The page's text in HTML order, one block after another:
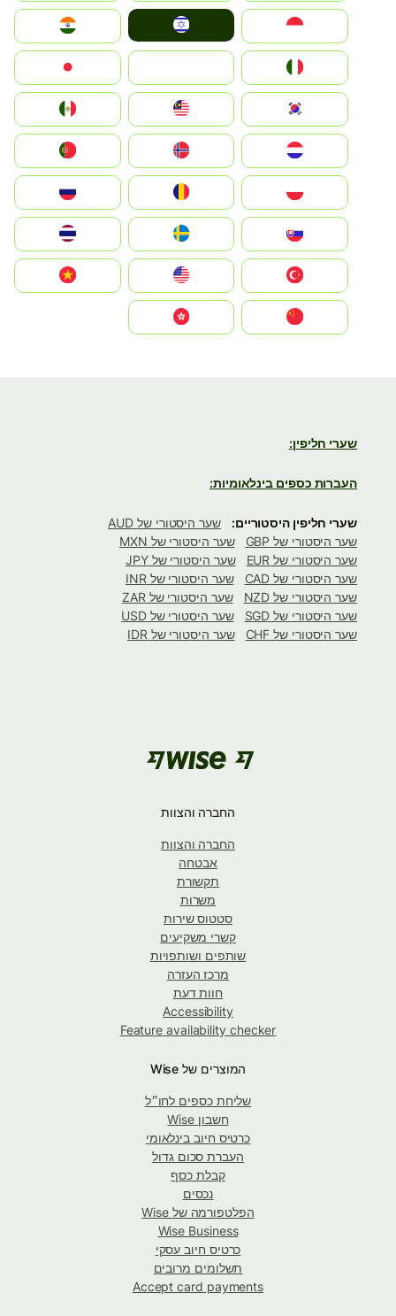
Indonesia
South Korea
Nederland
Portugal
România
Slovensko
United States
Vietnam
שערי חליפין:
העברות כספים בינלאומיות:
שערי חליפין היסטוריים:
שער היסטורי של AUD
שער היסטורי של GBP
שער היסטורי של MXN
שער היסטורי של EUR
שער היסטורי של JPY
שער היסטורי של CAD
שער היסטורי של INR
שער היסטורי של NZD
שער היסטורי של ZAR
שער היסטורי של SGD
שער היסטורי של USD
שער היסטורי של CHF
שער היסטורי של IDR
החברה והצוות
החברה והצוות
אבטחה
תקשורת
משרות
סטטוס שירות
קשרי משקיעים
שותפים ושותפויות
מרכז העזרה
חוות דעת
Accessibility
Feature availability checker
המוצרים של Wise
שליחת כספים לחו״ל
חשבון Wise
כרטיס חיוב בינלאומי
העברת סכום גדול
קבלת כסף
נכסים
הפלטפורמה של Wise
Wise Business
כרטיס חיוב עסקי
תשלומים מרובים
Accept card payments